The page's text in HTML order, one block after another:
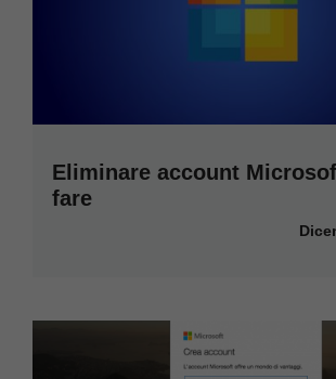
Eliminare account
fare